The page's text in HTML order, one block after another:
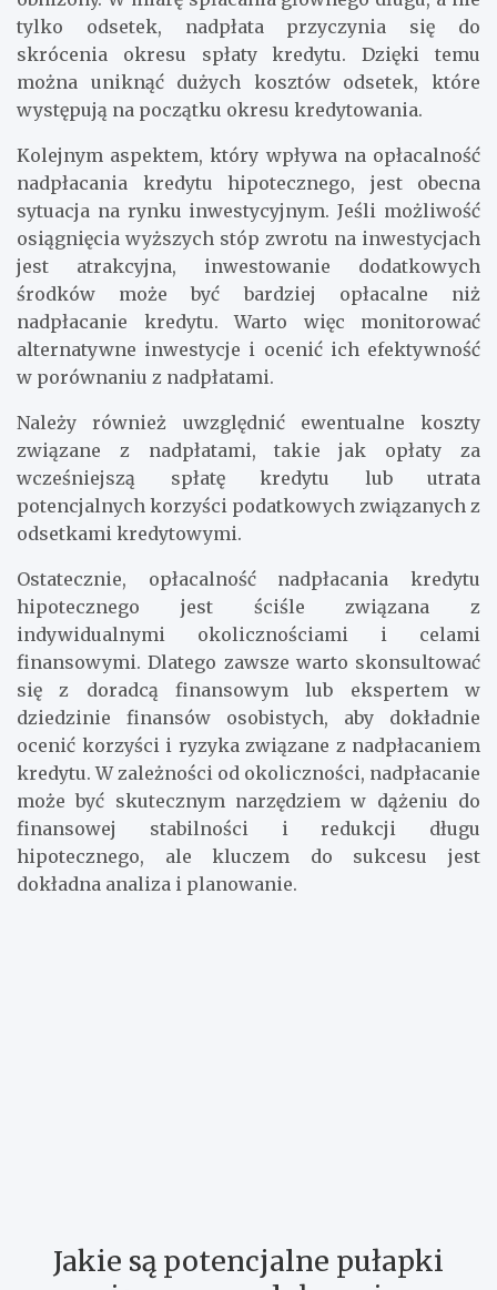
poziom długu hipotecznego jest już znacząco
obniżony. W miarę spłacania głównego długu, a nie
tylko odsetek, nadpłata przyczynia się do
skrócenia okresu spłaty kredytu. Dzięki temu
można uniknąć dużych kosztów odsetek, które
występują na początku okresu kredytowania.
Kolejnym aspektem, który wpływa na opłacalność
nadpłacania kredytu hipotecznego, jest obecna
sytuacja na rynku inwestycyjnym. Jeśli możliwość
osiągnięcia wyższych stóp zwrotu na inwestycjach
jest atrakcyjna, inwestowanie dodatkowych
środków może być bardziej opłacalne niż
nadpłacanie kredytu. Warto więc monitorować
alternatywne inwestycje i ocenić ich efektywność
w porównaniu z nadpłatami.
Należy również uwzględnić ewentualne koszty
związane z nadpłatami, takie jak opłaty za
wcześniejszą spłatę kredytu lub utrata
potencjalnych korzyści podatkowych związanych z
odsetkami kredytowymi.
Ostatecznie, opłacalność nadpłacania kredytu
hipotecznego jest ściśle związana z
indywidualnymi okolicznościami i celami
finansowymi. Dlatego zawsze warto skonsultować
się z doradcą finansowym lub ekspertem w
dziedzinie finansów osobistych, aby dokładnie
ocenić korzyści i ryzyka związane z nadpłacaniem
kredytu. W zależności od okoliczności, nadpłacanie
może być skutecznym narzędziem w dążeniu do
finansowej stabilności i redukcji długu
hipotecznego, ale kluczem do sukcesu jest